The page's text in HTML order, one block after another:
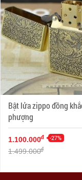
Bật lửa zippo đồng
phượng
1.100.000đ -27%
1.499.000đ